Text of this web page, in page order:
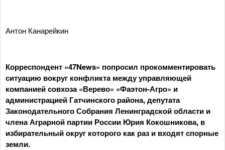
Антон Канарейкин
Корреспондент «47News» попросил прокомментировать
ситуацию вокруг конфликта между управляющей
компанией совхоза «Верево» «Фаэтон-Агро» и
администрацией Гатчинского района, депутата
Законодательного Собрания Ленинградской области и
члена Аграрной партии России Юрия Кокошникова, в
избирательный округ которого как раз и входят спорные
земли.